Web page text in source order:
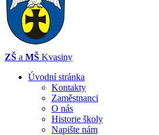
ZŠ a MŠ Kvasiny
Úvodní stránka
Kontakty
Zaměstnanci
O nás
Historie školy
Napište nám